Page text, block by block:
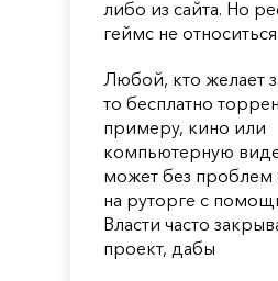
либо из сайта. Но
геймс не
Любой, кто желает
то бесплатно
примеру, кино или
компьютерную
может без проблем
на руторге с
Власти часто
проект, дабы